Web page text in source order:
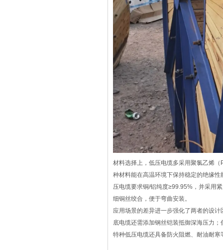
材料选择上，低压电缆多采用聚氯乙烯
种材料能在高温环境下保持稳定的绝缘
压电缆要求铜/铝纯度≥99.95%，并采用
细铜丝绞合，便于弯曲安装。
应用场景的差异进一步强化了两者的设
底电缆还需添加钢丝铠装抵御深海压力
特种低压电缆还具备防火阻燃、耐油耐寒